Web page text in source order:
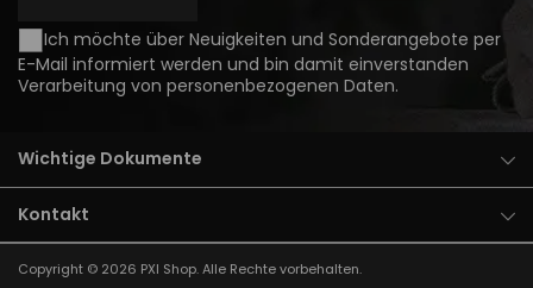
Ich möchte über Neuigkeiten und Sonderangebote per
E-Mail informiert werden und bin damit einverstanden
Verarbeitung von personenbezogenen Daten.
Wichtige Dokumente
Kontakt
Copyright © 2026 PXI Shop . Alle Rechte vorbehalten.